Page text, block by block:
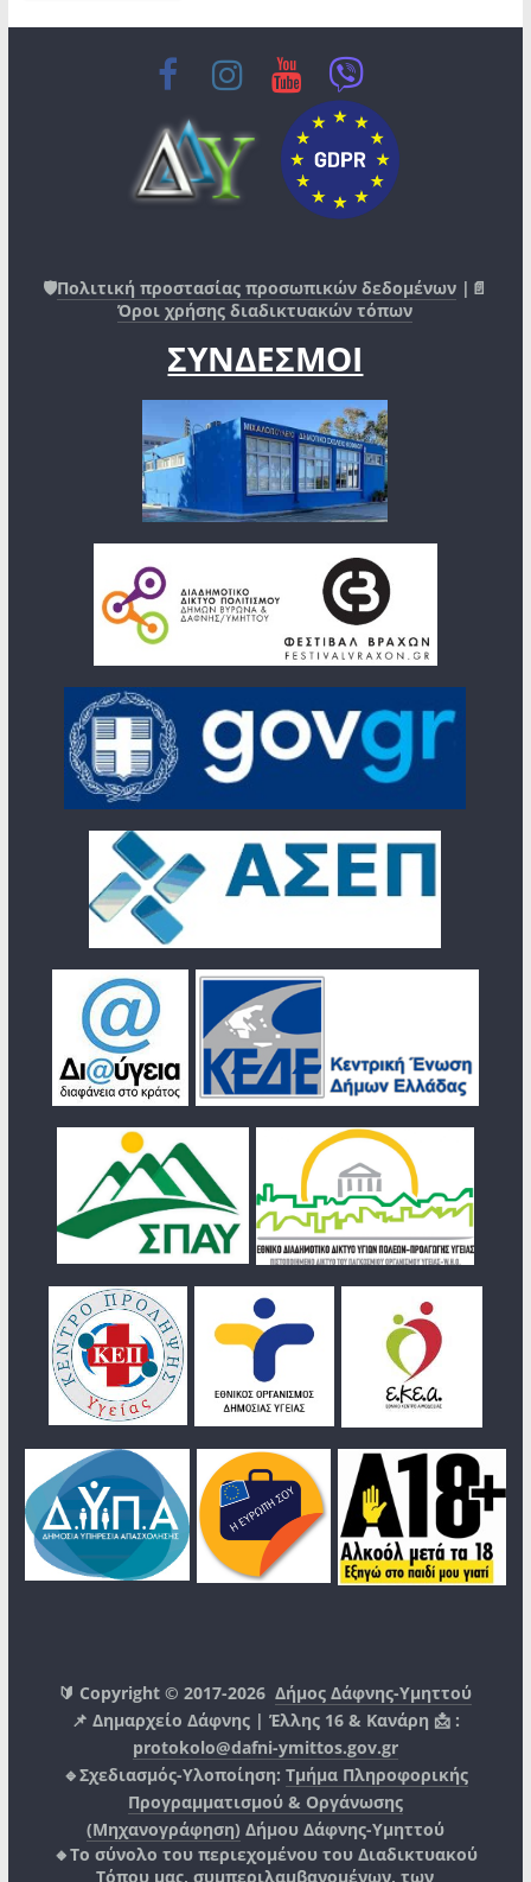
🛡️Πολιτική προστασίας προσωπικών δεδομένων |📄
Όροι χρήσης διαδικτυακών τόπων
ΣΥΝΔΕΣΜΟΙ
🔰 Copyright © 2017-2026Δήμος Δάφνης-Υμηττού
📌 Δημαρχείο Δάφνης | Έλλης 16 & Κανάρη 📩 :
protokolo@dafni-ymittos.gov.gr
🔹Σχεδιασμός-Υλοποίηση: Τμήμα Πληροφορικής
Προγραμματισμού & Οργάνωσης
(Μηχανογράφηση) Δήμου Δάφνης-Υμηττού
🔸Το σύνολο του περιεχομένου του Διαδικτυακού
Τόπου μας, συμπεριλαμβανομένων, των